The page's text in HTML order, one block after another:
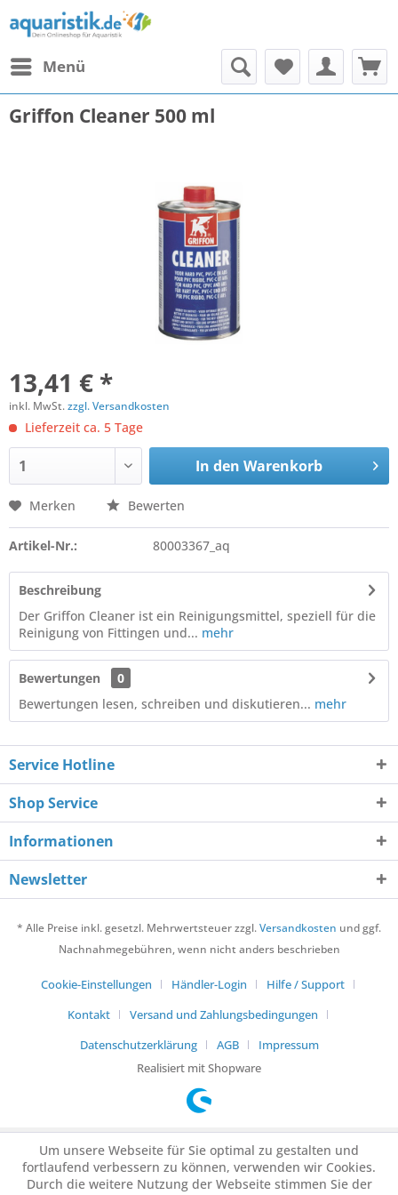
Menü
Griffon Cleaner 500 ml
13,41 € *
inkl. MwSt.zzgl. Versandkosten
Lieferzeit ca. 5 Tage
In den Warenkorb
Merken Bewerten
Artikel-Nr.: 80003367_aq
Beschreibung
Der Griffon Cleaner ist ein Reinigungsmittel, speziell für die
Reinigung von Fittingen und... mehr
Bewertungen
0
Bewertungen lesen, schreiben und diskutieren... mehr
Service Hotline
Shop Service
Informationen
Newsletter
* Alle Preise inkl. gesetzl. Mehrwertsteuer zzgl.Versandkosten und ggf.
Nachnahmegebühren, wenn nicht anders beschrieben
Cookie-Einstellungen Händler-Login
Hilfe / Support
Kontakt
Versand und Zahlungsbedingungen
Datenschutzerklärung
AGB
Impressum
Realisiert mit Shopware
Um unsere Webseite für Sie optimal zu gestalten und
fortlaufend verbessern zu können, verwenden wir Cookies.
Durch die weitere Nutzung der Webseite stimmen Sie der